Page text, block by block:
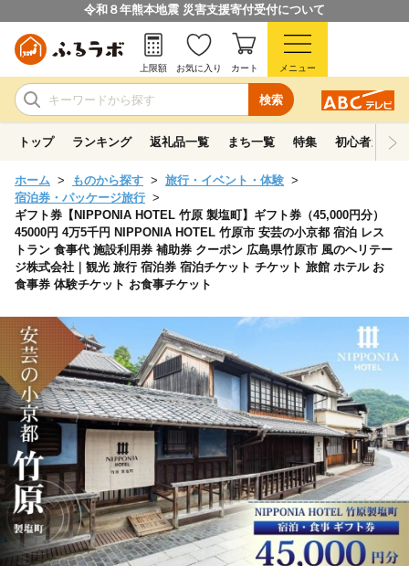
令和８年熊本地震 災害支援寄付受付について
検索
上限額 お気に入り カート メニュー
トップ ランキング 返礼品一覧 まち一覧 特集 初心者ガイド
ホーム ものから探す
旅行・イベント・体験
宿泊券・パッケージ旅行
ギフト券【NIPPONIA HOTEL 竹原 製塩町】ギフト券（45,000円分）
45000円 4万5千円 NIPPONIA HOTEL 竹原市 安芸の小京都 宿泊 レス
トラン 食事代 施設利用券 補助券 クーポン 広島県竹原市 風のヘリテー
ジ株式会社｜観光 旅行 宿泊券 宿泊チケット チケット 旅館 ホテル お
食事券 体験チケット お食事チケット